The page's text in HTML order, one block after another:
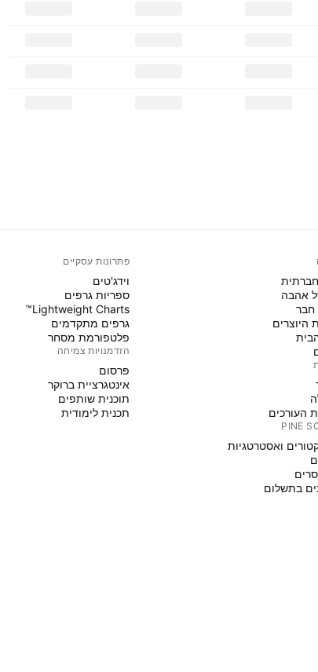
אהבה
חבר
היוצרים
העורכים
PINE
ואסטרטגיות
בתשלום
פתרונות עסקיים
וידג'טים
ספריות גרפים
Lightweight Charts™
גרפים מתקדמים
פלטפורמת מסחר
הזדמנויות צמיחה
פּרסום
אינטגרציית ברוקר
תוכנית שותפים
תכנית לימודית